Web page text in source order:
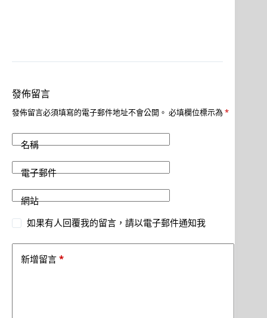
發佈留言
發佈留言必須填寫的電子郵件地址不會公開。 必填欄位標示為 *
名稱
電子郵件
網站
如果有人回覆我的留言，請以電子郵件通知我
新增留言 *